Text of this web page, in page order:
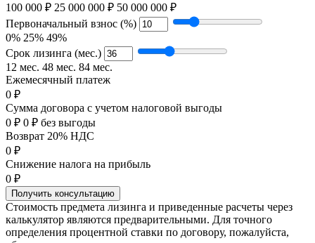
100 000 ₽ 25 000 000 ₽ 50 000 000 ₽
Первоначальный взнос (%)
0% 25% 49%
Срок лизинга (мес.)
12 мес. 48 мес. 84 мес.
Ежемесячный платеж
0 ₽
Сумма договора с учетом налоговой выгоды
0 ₽ 0 ₽ без выгоды
Возврат 20% НДС
0 ₽
Снижение налога на прибыль
0 ₽
Получить консультацию
Стоимость предмета лизинга и приведенные расчеты через
калькулятор являются предварительными. Для точного
определения процентной ставки по договору, пожалуйста,